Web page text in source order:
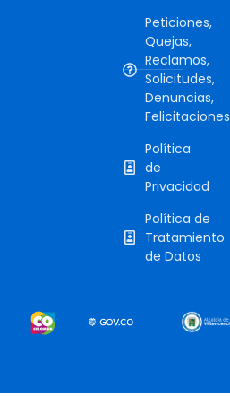
Peticiones,
Quejas,
Reclamos,
Solicitudes,
Denuncias,
Felicitaciones
Política
de
Privacidad
Política de
Tratamiento
de Datos